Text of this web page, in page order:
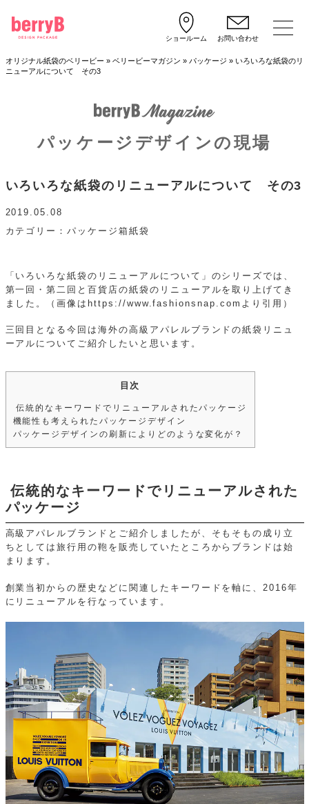
ショールーム お問い合わせ
オリジナル紙袋のベリービー » ベリービーマガジン » パッケージ » いろいろな紙袋のリ
ニューアルについて その3
パッケージデザインの現場
いろいろな紙袋のリニューアルについて その3
2019.05.08
カテゴリー
パッケージ 箱紙袋
「いろいろな紙袋のリニューアルについて」のシリーズでは、
第一回・第二回と百貨店の紙袋のリニューアルを取り上げてき
ました。（画像はhttps://www.fashionsnap.comより引用）
三回目となる今回は海外の高級アパレルブランドの紙袋リニュ
ーアルについてご紹介したいと思います。
目次
伝統的なキーワードでリニューアルされたパッケージ
機能性も考えられたパッケージデザイン
パッケージデザインの刷新によりどのような変化が？
伝統的なキーワードでリニューアルされた
パッケージ
高級アパレルブランドとご紹介しましたが、そもそもの成り立
ちとしては旅行用の鞄を販売していたところからブランドは始
まります。
創業当初からの歴史などに関連したキーワードを軸に、2016年
にリニューアルを行なっています。